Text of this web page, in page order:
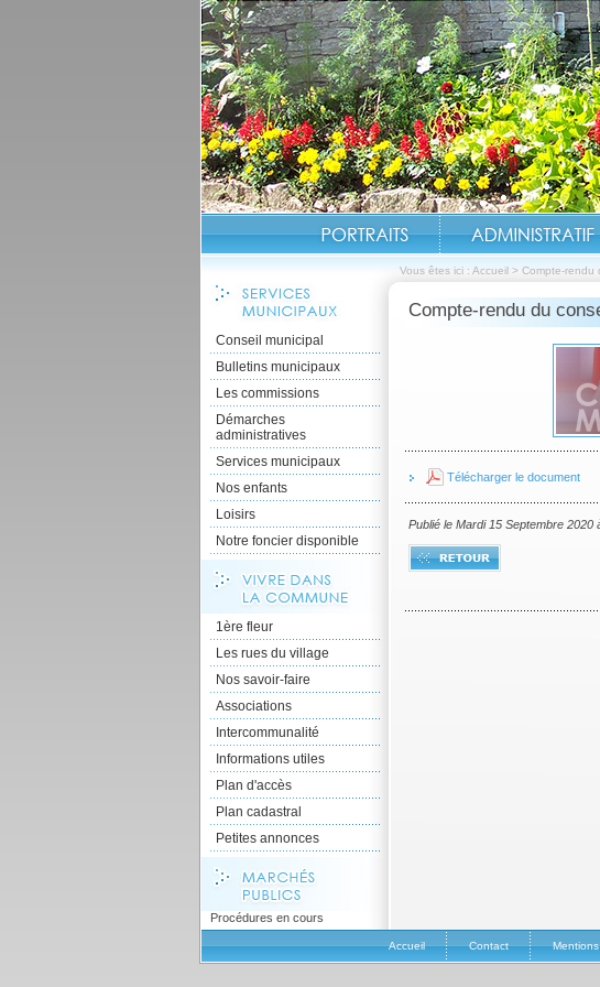
Vous êtes ici : Accueil > Compte-rendu
Conseil municipal
Bulletins municipaux
Les commissions
Démarches
administratives
Services municipaux
Nos enfants
Loisirs
Notre foncier disponible
1ère fleur
Les rues du village
Nos savoir-faire
Associations
Intercommunalité
Informations utiles
Plan d'accès
Plan cadastral
Petites annonces
Procédures en cours
Compte-rendu du
Télécharger le document
Publié le Mardi 15 Septembre 2020
Accueil Contact